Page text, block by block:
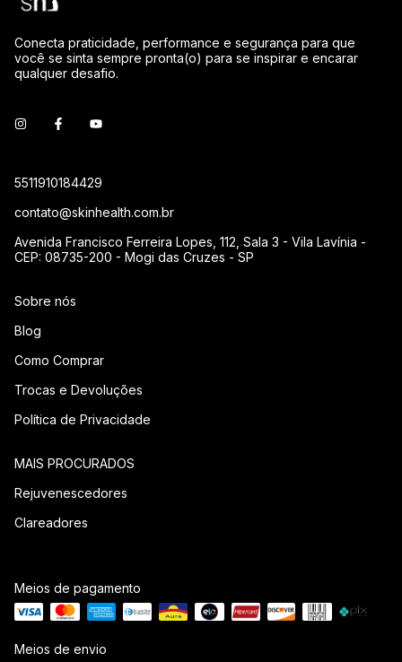
Conecta praticidade, performance e segurança para que
você se sinta sempre pronta(o) para se inspirar e encarar
qualquer desafio.
5511910184429
contato@skinhealth.com.br
Avenida Francisco Ferreira Lopes, 112, Sala 3 - Vila Lavínia -
CEP: 08735-200 - Mogi das Cruzes - SP
Sobre nós
Blog
Como Comprar
Trocas e Devoluções
Política de Privacidade
MAIS PROCURADOS
Rejuvenescedores
Clareadores
Meios de pagamento
Meios de envio